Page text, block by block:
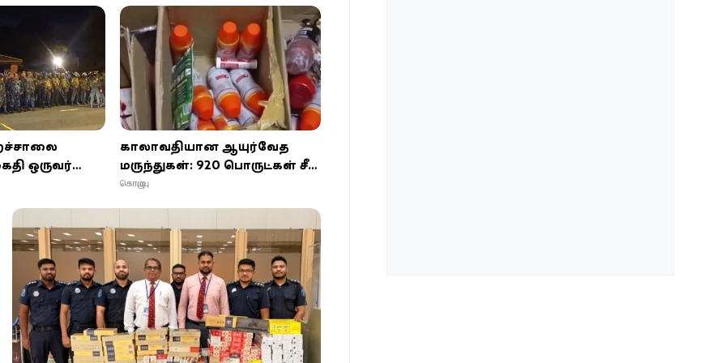
ஒருவர்
காயம்
காலாவதியான ஆயுர்வேத
மருந்துகள்: 920 பொருட்கள் சீல்
வைப்பு - கொழும்பு
கொழும்பு